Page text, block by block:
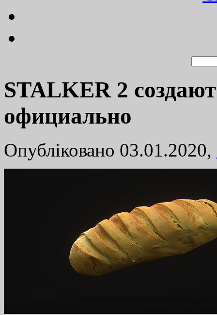
STALKER 2
официально
Опубліковано 03.01.2020,